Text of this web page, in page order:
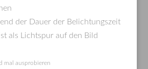
der Dauer der Belichtungszeit
als Lichtspur auf den Bild
mal ausprobieren